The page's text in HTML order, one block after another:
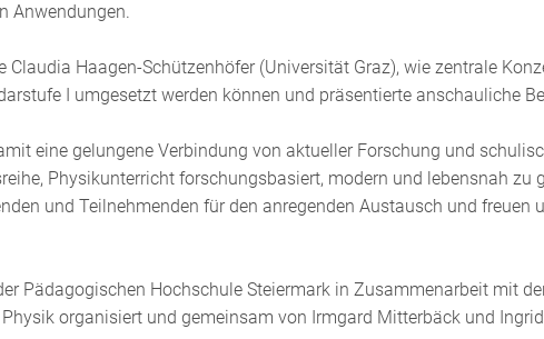
Anwendungen.
Claudia Haagen-Schützenhöfer (Universität Graz), wie zentrale
I umgesetzt werden können und präsentierte anschauliche
eine gelungene Verbindung von aktueller Forschung und
Physikunterricht forschungsbasiert, modern und lebensnah zu
und Teilnehmenden für den anregenden Austausch und freuen
Pädagogischen Hochschule Steiermark in Zusammenarbeit mit
organisiert und gemeinsam von Irmgard Mitterbäck und